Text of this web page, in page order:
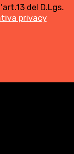
del D.Lgs.
privacy